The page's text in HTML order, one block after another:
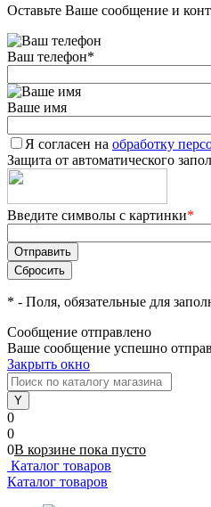
Оставьте Ваше сообщение и
Ваш телефон*
Ваше имя
Я согласен на обработку
Защита от автоматического
Введите символы с картинки*
* - Поля, обязательные для
Сообщение отправлено
Ваше сообщение успешно
Закрыть окно
0
0
0В корзине пока пусто
Каталог товаров
Каталог товаров